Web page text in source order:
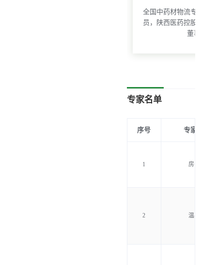
全国中药材物流专家委
员，陕西医药控股集团
董事长
专家名单
序号 专家名单
1 房书亭
2 温再兴